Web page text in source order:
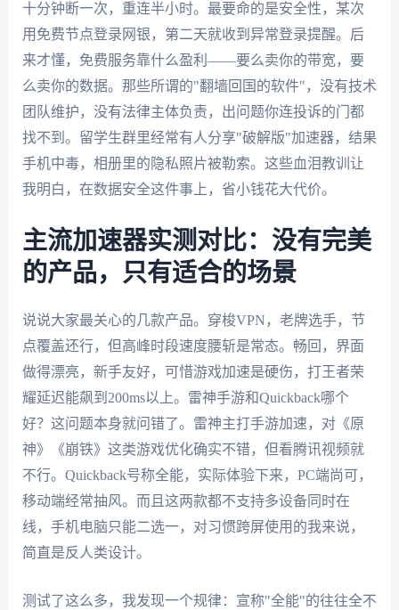
十分钟断一次，重连半小时。最要命的是安全性，某次
用免费节点登录网银，第二天就收到异常登录提醒。后
来才懂，免费服务靠什么盈利——要么卖你的带宽，要
么卖你的数据。那些所谓的"翻墙回国的软件"，没有技术
团队维护，没有法律主体负责，出问题你连投诉的门都
找不到。留学生群里经常有人分享"破解版"加速器，结果
手机中毒，相册里的隐私照片被勒索。这些血泪教训让
我明白，在数据安全这件事上，省小钱花大代价。
主流加速器实测对比：没有完美
的产品，只有适合的场景
说说大家最关心的几款产品。穿梭VPN，老牌选手，节
点覆盖还行，但高峰时段速度腰斩是常态。畅回，界面
做得漂亮，新手友好，可惜游戏加速是硬伤，打王者荣
耀延迟能飙到200ms以上。雷神手游和Quickback哪个
好？这问题本身就问错了。雷神主打手游加速，对《原
神》《崩铁》这类游戏优化确实不错，但看腾讯视频就
不行。Quickback号称全能，实际体验下来，PC端尚可，
移动端经常抽风。而且这两款都不支持多设备同时在
线，手机电脑只能二选一，对习惯跨屏使用的我来说，
简直是反人类设计。
测试了这么多，我发现一个规律：宣称"全能"的往往全不